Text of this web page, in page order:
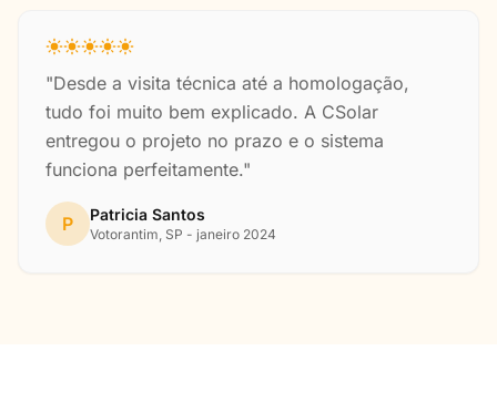
"Desde a visita técnica até a homologação,
tudo foi muito bem explicado. A CSolar
entregou o projeto no prazo e o sistema
funciona perfeitamente."
P Patricia Santos
Votorantim, SP - janeiro 2024